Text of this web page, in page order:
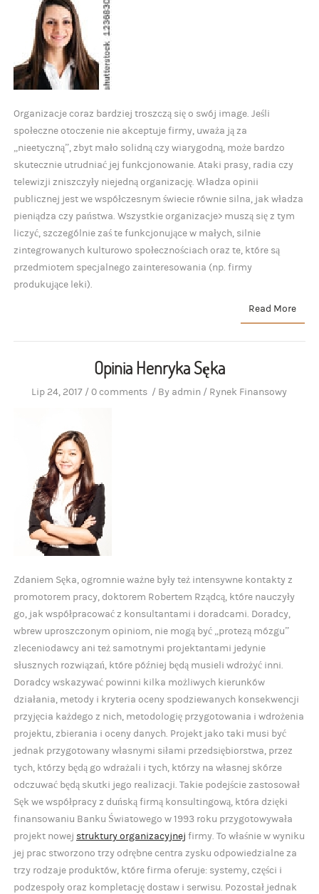
Organizacje coraz bardziej troszczą się o swój image. Jeśli
społeczne otoczenie nie akceptuje firmy, uważa ją za
„nieetyczną”, zbyt mało solidną czy wiarygodną, może bardzo
skutecznie utrudniać jej funkcjonowanie. Ataki prasy, radia czy
telewizji zniszczyły niejedną organizację. Władza opinii
publicznej jest we współczesnym świecie równie silna, jak władza
pieniądza czy państwa. Wszystkie organizacje> muszą się z tym
liczyć, szczególnie zaś te funkcjonujące w małych, silnie
zintegrowanych kulturowo społecznościach oraz te, które są
przedmiotem specjalnego zainteresowania (np. firmy
produkujące leki).
Read More
Opinia Henryka Sęka
Lip 24, 2017 /0 comments / By admin / Rynek Finansowy
Zdaniem Sęka, ogromnie ważne były też intensywne kontakty z
promotorem pracy, doktorem Robertem Rządcą, które nauczyły
go, jak współpracować z konsultantami i doradcami. Doradcy,
wbrew uproszczonym opiniom, nie mogą być „protezą mózgu”
zleceniodawcy ani też samotnymi projektantami jedynie
słusznych rozwiązań, które później będą musieli wdrożyć inni.
Doradcy wskazywać powinni kilka możliwych kierunków
działania, metody i kryteria oceny spodziewanych konsekwencji
przyjęcia każdego z nich, metodologię przygotowania i wdrożenia
projektu, zbierania i oceny danych. Projekt jako taki musi być
jednak przygotowany własnymi siłami przedsiębiorstwa, przez
tych, którzy będą go wdrażali i tych, którzy na własnej skórze
odczuwać będą skutki jego realizacji. Takie podejście zastosował
Sęk we współpracy z duńską firmą konsultingową, która dzięki
finansowaniu Banku Światowego w 1993 roku przygotowywała
projekt nowej struktury organizacyjnej firmy. To właśnie w wyniku
jej prac stworzono trzy odrębne centra zysku odpowiedzialne za
trzy rodzaje produktów, które firma oferuje: systemy, części i
podzespoły oraz kompletację dostaw i serwisu. Pozostał jednak